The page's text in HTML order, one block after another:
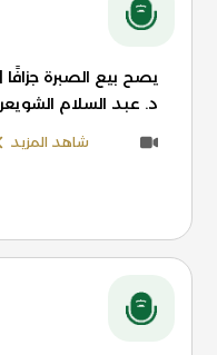
يصح بيع الصبرة جزافًا |
د. عبد السلام الشويعر
شاهد المزيد